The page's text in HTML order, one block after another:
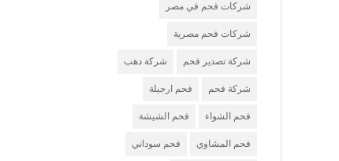
شركات فحم في مصر
شركات فحم مصرية
شركة تصدير فحم شركة دهب
شركة فحم فحم ارجيلة
فحم الشواء فحم الشيشة
فحم المشاوي فحم سوداني